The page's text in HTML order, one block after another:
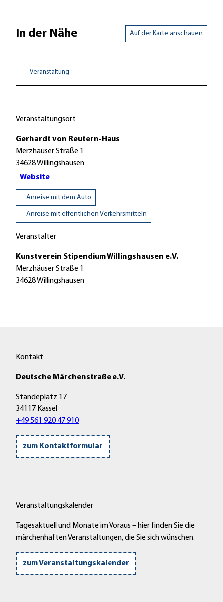
In der Nähe Auf der Karte anschauen
Veranstaltung
Veranstaltungsort
Gerhardt von Reutern-Haus
Merzhäuser Straße 1
34628Willingshausen
Website
Anreise mit dem Auto
Anreise mit öffentlichen Verkehrsmitteln
Veranstalter
Kunstverein Stipendium Willingshausen e.V.
Merzhäuser Straße 1
34628Willingshausen
Kontakt
Deutsche Märchenstraße e.V.
Ständeplatz 17
34117 Kassel
+49 561 920 47 910
zum Kontaktformular
Veranstaltungskalender
Tagesaktuell und Monate im Voraus – hier finden Sie die
märchenhaften Veranstaltungen, die Sie sich wünschen.
zum Veranstaltungskalender